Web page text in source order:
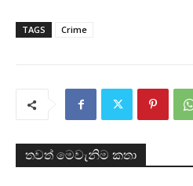
TAGS Crime
තවත් මෙවැනිම කතා